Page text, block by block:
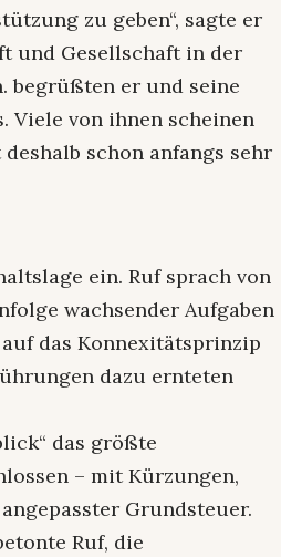
zu geben“, sagte er
und Gesellschaft in der
begrüßten er und seine
Viele von ihnen scheinen
schon anfangs sehr
ein. Ruf sprach von
wachsender Aufgaben
das Konnexitätsprinzip
dazu ernteten
das größte
– mit Kürzungen,
Grundsteuer.
Ruf, die